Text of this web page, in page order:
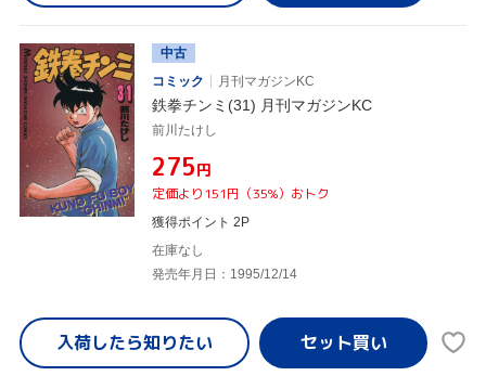
中古
コミック
月刊マガジンKC
鉄拳チンミ(31) 月刊マガジンKC
前川たけし
¥275円
定価より151円（35%）おトク
獲得ポイント 2P
在庫なし
発売年月日：1995/12/14
入荷したら知りたい